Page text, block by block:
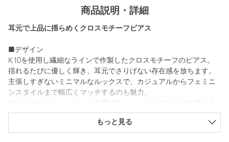
商品説明・詳細
耳元で上品に揺らめくクロスモチーフピアス
■デザイン
K10を使用し繊細なラインで作製したクロスモチーフのピアス。
揺れるたびに優しく輝き、耳元でさりげない存在感を放ちます。
主張しすぎないミニマルなルックスで、カジュアルからフェミニ
ンスタイルまで幅広くマッチするのも魅力。
ムです。
もっと見る